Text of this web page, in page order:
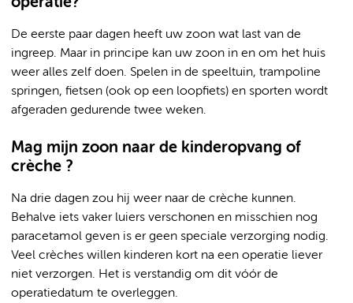
operatie?
De eerste paar dagen heeft uw zoon wat last van de
ingreep. Maar in principe kan uw zoon in en om het huis
weer alles zelf doen. Spelen in de speeltuin, trampoline
springen, fietsen (ook op een loopfiets) en sporten wordt
afgeraden gedurende twee weken.
Mag mijn zoon naar de kinderopvang of
crèche ?
Na drie dagen zou hij weer naar de crèche kunnen.
Behalve iets vaker luiers verschonen en misschien nog
paracetamol geven is er geen speciale verzorging nodig.
Veel crèches willen kinderen kort na een operatie liever
niet verzorgen. Het is verstandig om dit vóór de
operatiedatum te overleggen.